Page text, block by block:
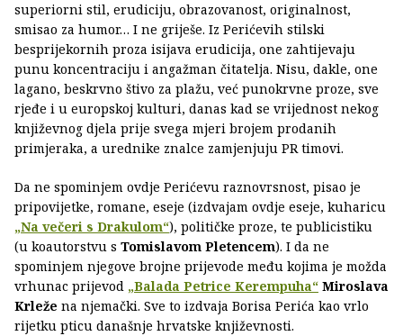
superiorni stil, erudiciju, obrazovanost, originalnost,
smisao za humor… I ne griješe. Iz Perićevih stilski
besprijekornih proza isijava erudicija, one zahtijevaju
punu koncentraciju i angažman čitatelja. Nisu, dakle, one
lagano, beskrvno štivo za plažu, već punokrvne proze, sve
rjeđe i u europskoj kulturi, danas kad se vrijednost nekog
književnog djela prije svega mjeri brojem prodanih
primjeraka, a urednike znalce zamjenjuju PR timovi.
Da ne spominjem ovdje Perićevu raznovrsnost, pisao je
pripovijetke, romane, eseje (izdvajam ovdje eseje, kuharicu
„Na večeri s Drakulom“), političke proze, te publicistiku
(u koautorstvu s Tomislavom Pletencem). I da ne
spominjem njegove brojne prijevode među kojima je možda
vrhunac prijevod „Balada Petrice Kerempuha“ Miroslava
Krleže na njemački. Sve to izdvaja Borisa Perića kao vrlo
rijetku pticu današnje hrvatske književnosti.